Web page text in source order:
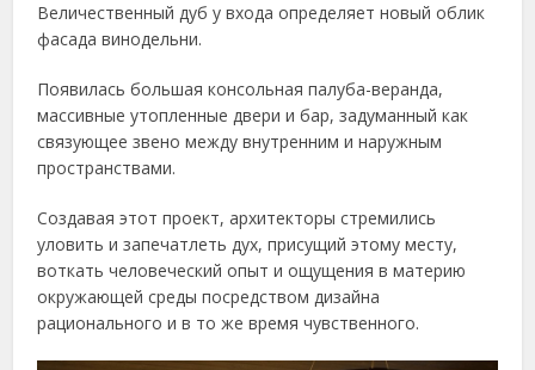
Величественный дуб у входа определяет новый облик
фасада винодельни.
Появилась большая консольная палуба-веранда,
массивные утопленные двери и бар, задуманный как
связующее звено между внутренним и наружным
пространствами.
Создавая этот проект, архитекторы стремились
уловить и запечатлеть дух, присущий этому месту,
воткать человеческий опыт и ощущения в материю
окружающей среды посредством дизайна
рационального и в то же время чувственного.